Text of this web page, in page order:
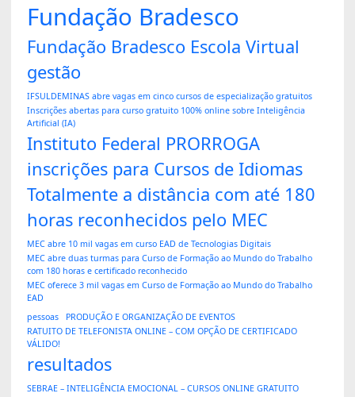
Fundação Bradesco
Fundação Bradesco Escola Virtual
gestão
IFSULDEMINAS abre vagas em cinco cursos de especialização gratuitos
Inscrições abertas para curso gratuito 100% online sobre Inteligência
Artificial (IA)
Instituto Federal PRORROGA
inscrições para Cursos de Idiomas
Totalmente a distância com até 180
horas reconhecidos pelo MEC
MEC abre 10 mil vagas em curso EAD de Tecnologias Digitais
MEC abre duas turmas para Curso de Formação ao Mundo do Trabalho
com 180 horas e certificado reconhecido
MEC oferece 3 mil vagas em Curso de Formação ao Mundo do Trabalho
EAD
pessoas
PRODUÇÃO E ORGANIZAÇÃO DE EVENTOS
RATUITO DE TELEFONISTA ONLINE – COM OPÇÃO DE CERTIFICADO
VÁLIDO!
resultados
SEBRAE – INTELIGÊNCIA EMOCIONAL – CURSOS ONLINE GRATUITO